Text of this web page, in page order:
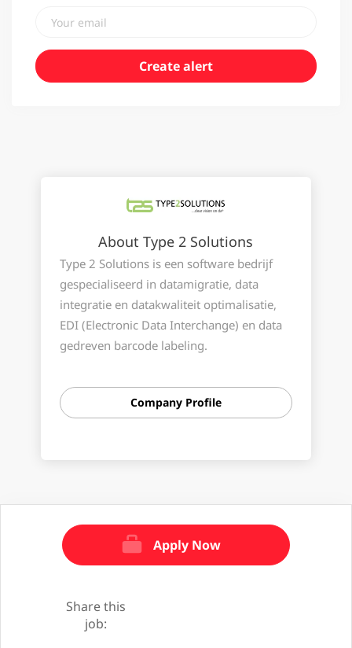
About Type 2 Solutions
Type 2 Solutions is een software bedrijf
gespecialiseerd in datamigratie, data
integratie en datakwaliteit optimalisatie,
EDI (Electronic Data Interchange) en data
gedreven barcode labeling.
kennis, ervaring en software tools in om
processen te versnellen en onze klanten
De software oplossingen ontwikkelen en
van bestaande en nieuwe technologieën
en staan altijd open voor innovatie.
Onze klanten zijn (wereldwijd) actief in
Energie, Zorg en IT.
Company Profile
Apply Now
Share this
job: